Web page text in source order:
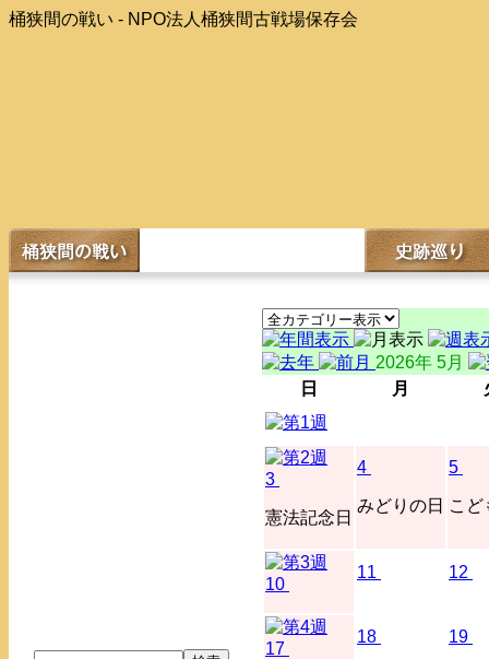
桶狭間の戦い - NPO法人桶狭間古戦場保存会
2026年 5月
日
月
3
憲法記念日
4
みどりの日
5
こど
10
11 12
17
18 19